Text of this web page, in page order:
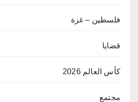
فلسطين – غزة
قضايا
كأس العالم 2026
مجتمع